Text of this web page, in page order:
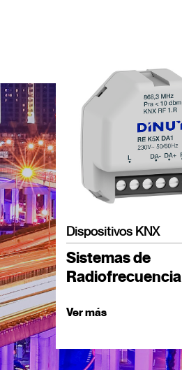
Dispositivos KNX
Sistemas de
Radiofrecuencia
Ver más